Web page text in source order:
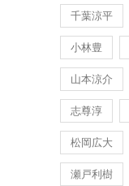
千葉涼平
小林豊
山本涼介
志尊淳
松岡広大
瀬戸利樹